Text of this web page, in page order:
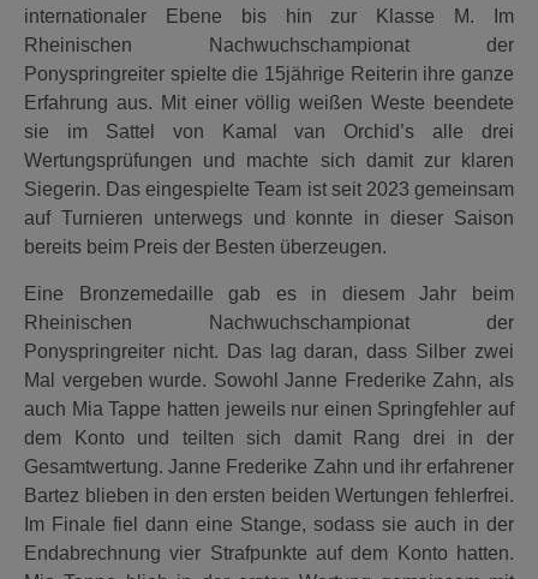
internationaler Ebene bis hin zur Klasse M. Im
Rheinischen Nachwuchschampionat der
Ponyspringreiter spielte die 15jährige Reiterin ihre ganze
Erfahrung aus. Mit einer völlig weißen Weste beendete
sie im Sattel von Kamal van Orchid’s alle drei
Wertungsprüfungen und machte sich damit zur klaren
Siegerin. Das eingespielte Team ist seit 2023 gemeinsam
auf Turnieren unterwegs und konnte in dieser Saison
bereits beim Preis der Besten überzeugen.
Eine Bronzemedaille gab es in diesem Jahr beim
Rheinischen Nachwuchschampionat der
Ponyspringreiter nicht. Das lag daran, dass Silber zwei
Mal vergeben wurde. Sowohl Janne Frederike Zahn, als
auch Mia Tappe hatten jeweils nur einen Springfehler auf
dem Konto und teilten sich damit Rang drei in der
Gesamtwertung. Janne Frederike Zahn und ihr erfahrener
Bartez blieben in den ersten beiden Wertungen fehlerfrei.
Im Finale fiel dann eine Stange, sodass sie auch in der
Endabrechnung vier Strafpunkte auf dem Konto hatten.